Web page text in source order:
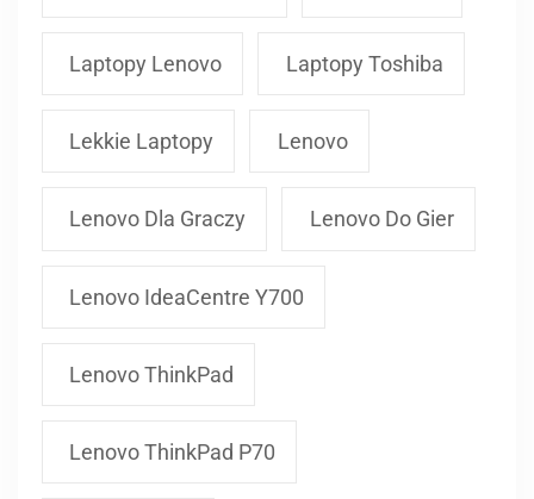
Laptopy Lenovo Laptopy Toshiba
Lekkie Laptopy Lenovo
Lenovo Dla Graczy Lenovo Do Gier
Lenovo IdeaCentre Y700
Lenovo ThinkPad
Lenovo ThinkPad P70